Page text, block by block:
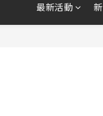
最新活動